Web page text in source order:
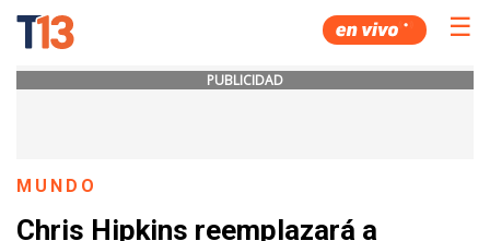
☰
PUBLICIDAD
MUNDO
Chris Hipkins reemplazará a